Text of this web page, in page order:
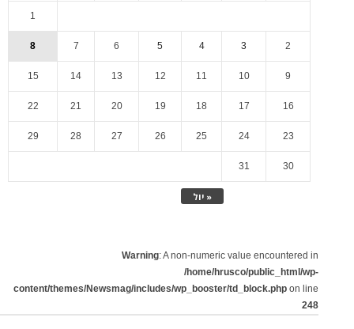
« יול
1
2
3
4
5
6
7
8
9
10
11
12
13
14
15
16
17
18
19
20
21
22
23
24
25
26
27
28
29
30
31
Warning: A non-numeric value encountered in
/home/hrusco/public_html/wp-
content/themes/Newsmag/includes/wp_booster/td_block.php on line
248